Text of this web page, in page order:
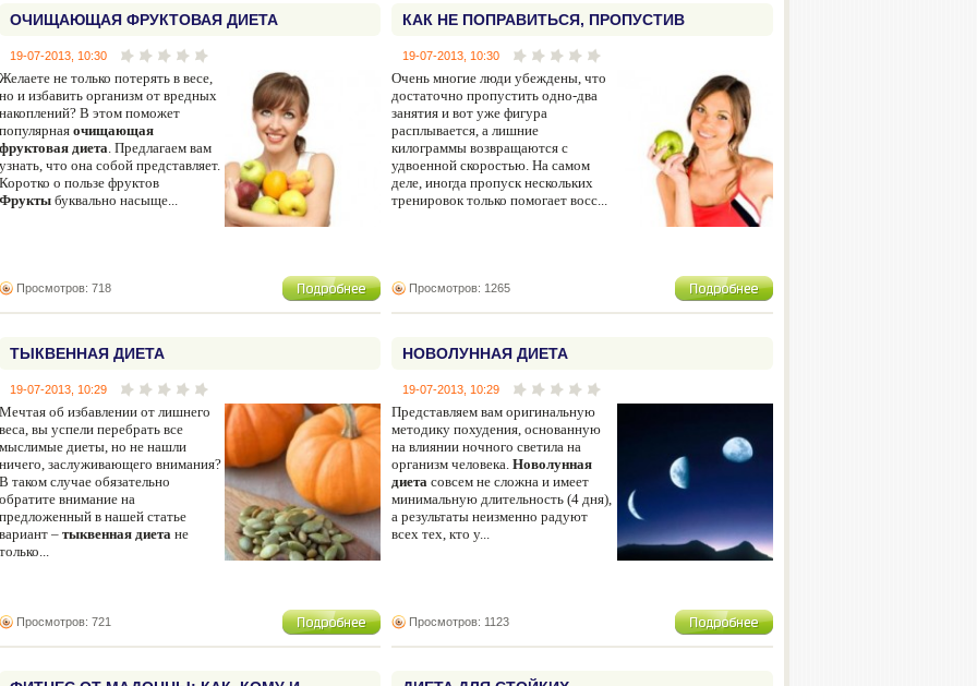
ОЧИЩАЮЩАЯ ФРУКТОВАЯ ДИЕТА
19-07-2013, 10:30
Желаете не только потерять в весе,
но и избавить организм от вредных
накоплений? В этом поможет
популярная очищающая
фруктовая диета. Предлагаем вам
узнать, что она собой представляет.
Коротко о пользе фруктов
Фрукты буквально насыще...
Просмотров: 718
КАК НЕ ПОПРАВИТЬСЯ, ПРОПУСТИВ
ФИТНЕС?
19-07-2013, 10:30
Очень многие люди убеждены, что
достаточно пропустить одно-два
занятия и вот уже фигура
расплывается, а лишние
килограммы возвращаются с
удвоенной скоростью. На самом
деле, иногда пропуск нескольких
тренировок только помогает восс...
Просмотров: 1265
ТЫКВЕННАЯ ДИЕТА
19-07-2013, 10:29
Мечтая об избавлении от лишнего
веса, вы успели перебрать все
мыслимые диеты, но не нашли
ничего, заслуживающего внимания?
В таком случае обязательно
обратите внимание на
предложенный в нашей статье
вариант – тыквенная диета не
только...
Просмотров: 721
НОВОЛУННАЯ ДИЕТА
19-07-2013, 10:29
Представляем вам оригинальную
методику похудения, основанную
на влиянии ночного светила на
организм человека. Новолунная
диета совсем не сложна и имеет
минимальную длительность (4 дня),
а результаты неизменно радуют
всех тех, кто у...
Просмотров: 1123